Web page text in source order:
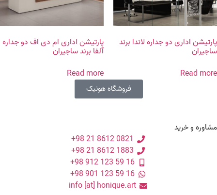
پارتیشن اداری دو جداره لاندا برند
ساجیران
Read more
پارتیشن اداری ام دی اف دو جداره
آلفا برند ساجیران
Read more
فروشگاه هونیک
مشاوره و خرید
0821 8612 21 98+
1883 8612 21 98+
16 59 123 912 98+
16 59 123 901 98+
info [at] honique.art